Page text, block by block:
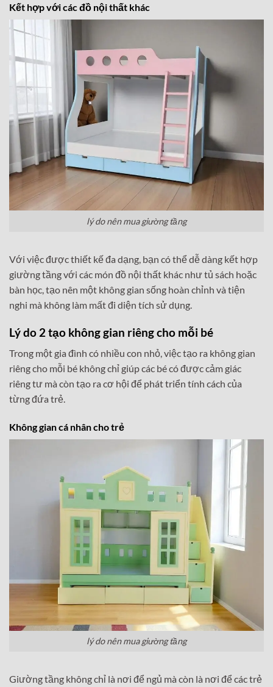
Kết hợp với các đồ nội thất khác
lý do nên mua giường tầng
Với việc được thiết kế đa dạng, bạn có thể dễ dàng kết hợp
giường tầng với các món đồ nội thất khác như tủ sách hoặc
bàn học, tạo nên một không gian sống hoàn chỉnh và tiện
nghi mà không làm mất đi diện tích sử dụng.
Lý do 2 tạo không gian riêng cho mỗi bé
Trong một gia đình có nhiều con nhỏ, việc tạo ra không gian
riêng cho mỗi bé không chỉ giúp các bé có được cảm giác
riêng tư mà còn tạo ra cơ hội để phát triển tính cách của
từng đứa trẻ.
Không gian cá nhân cho trẻ
lý do nên mua giường tầng
Giường tầng không chỉ là nơi để ngủ mà còn là nơi để các trẻ